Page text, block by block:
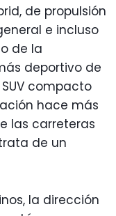
de propulsión
e incluso
de la
deportivo de
compacto
hace más
las carreteras
de un
la dirección